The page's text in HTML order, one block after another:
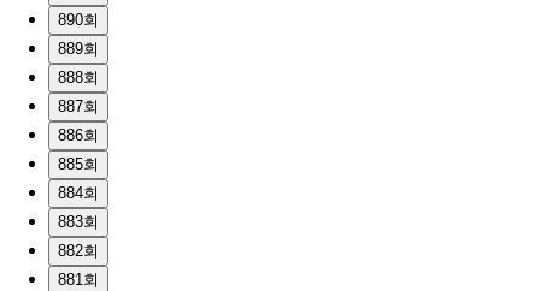
890회
889회
888회
887회
886회
885회
884회
883회
882회
881회